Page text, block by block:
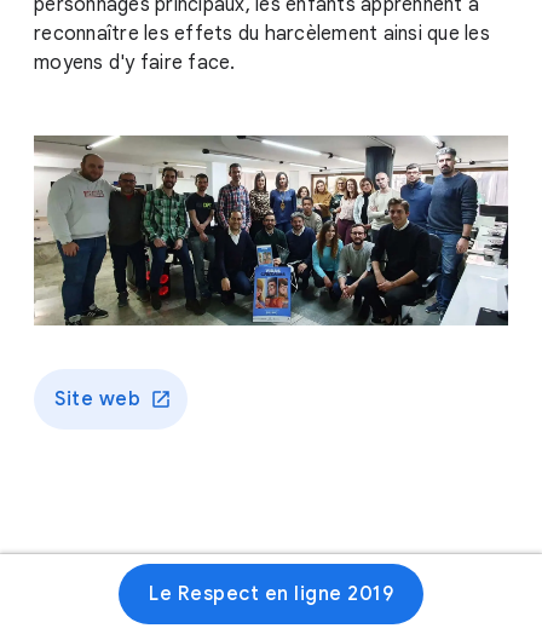
personnages principaux, les enfants apprennent à
reconnaître les effets du harcèlement ainsi que les
moyens d'y faire face.
Site web
Le Respect en ligne 2019